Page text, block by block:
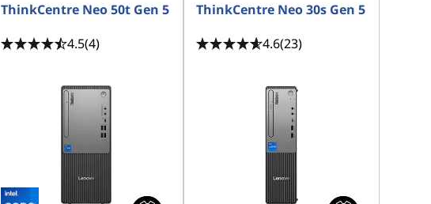
ThinkCentre Neo 50t Gen 5
4.5(4)
ThinkCentre Neo 30s Gen 5
4.6(23)